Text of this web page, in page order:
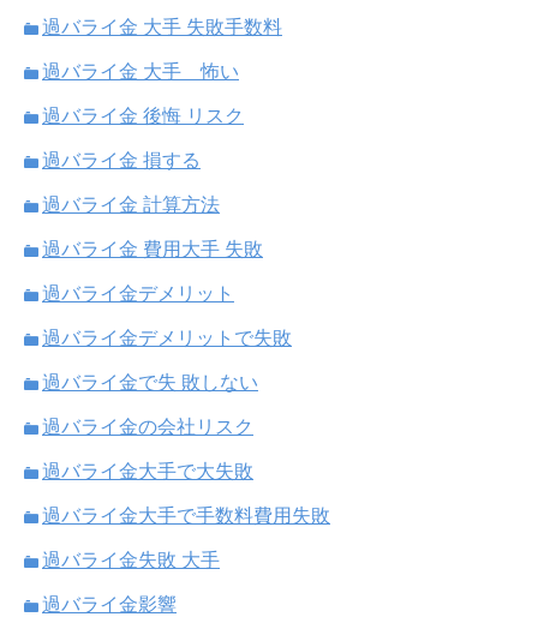
過バライ金 大手 失敗手数料
過バライ金 大手 怖い
過バライ金 後悔 リスク
過バライ金 損する
過バライ金 計算方法
過バライ金 費用大手 失敗
過バライ金デメリット
過バライ金デメリットで失敗
過バライ金で失 敗しない
過バライ金の会社リスク
過バライ金大手で大失敗
過バライ金大手で手数料費用失敗
過バライ金失敗 大手
過バライ金影響